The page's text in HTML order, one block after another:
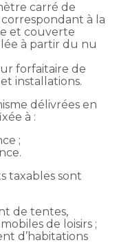
carré de
à la
et couverte
à partir du nu
forfaitaire de
installations.
délivrées en
à :
;
taxables sont
de tentes,
de loisirs ;
d’habitations